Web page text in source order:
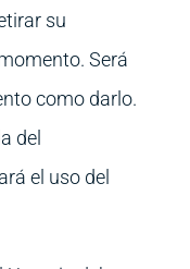
su
Será
como darlo.
del
el uso del